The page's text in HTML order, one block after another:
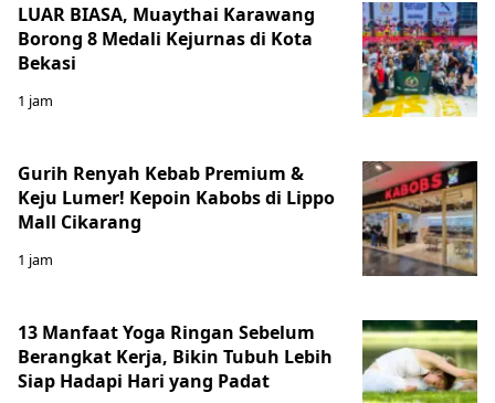
LUAR BIASA, Muaythai Karawang
Borong 8 Medali Kejurnas di Kota
Bekasi
1 jam
Gurih Renyah Kebab Premium &
Keju Lumer! Kepoin Kabobs di Lippo
Mall Cikarang
1 jam
13 Manfaat Yoga Ringan Sebelum
Berangkat Kerja, Bikin Tubuh Lebih
Siap Hadapi Hari yang Padat